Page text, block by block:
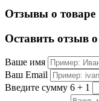
Отзывы о товаре
Оставить отзыв
Ваше имя
Ваш Email
Введите сумму 6 + 1